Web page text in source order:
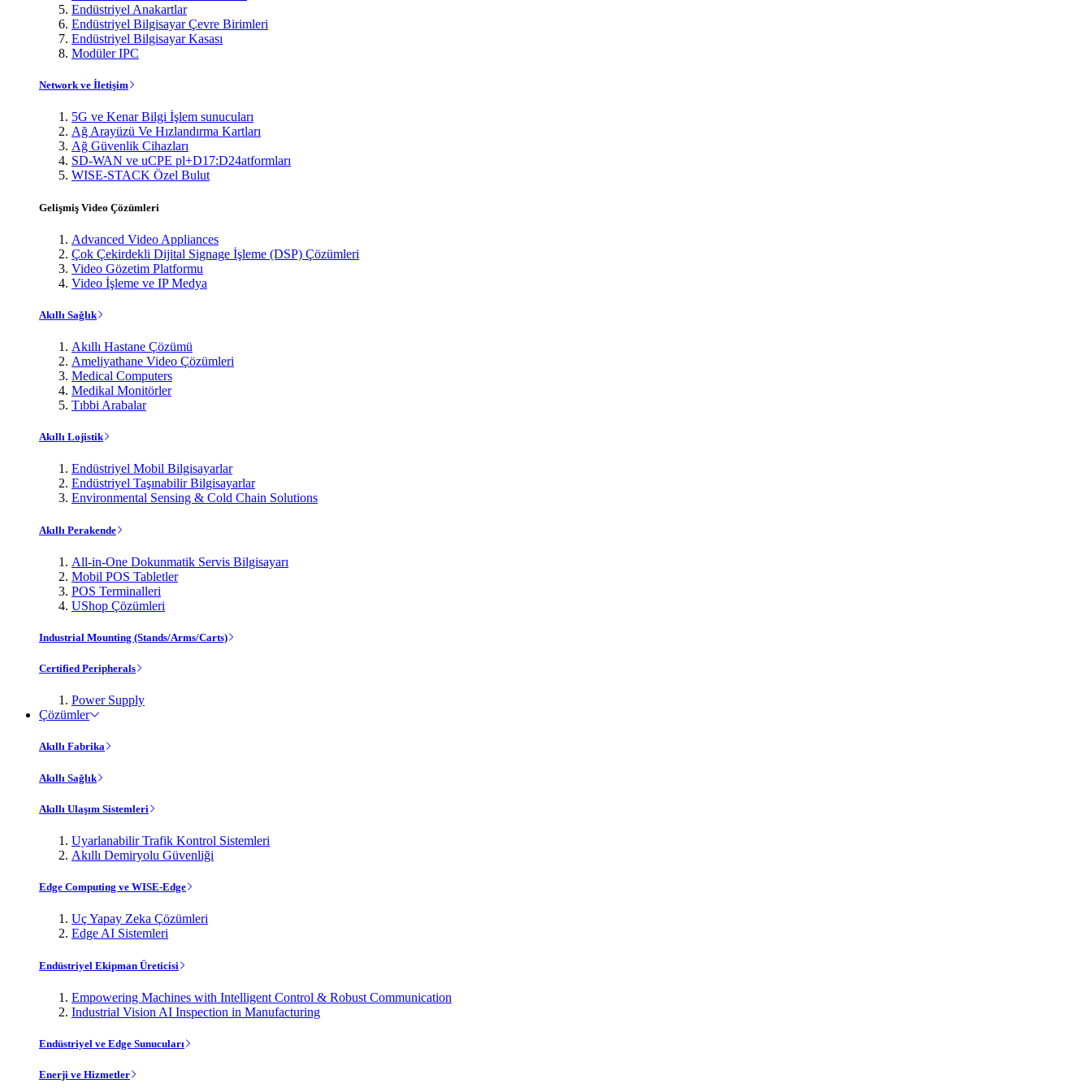
Endüstriyel Anakartlar
Endüstriyel Bilgisayar Çevre Birimleri
Endüstriyel Bilgisayar Kasası
Modüler IPC
Network ve İletişim
5G ve Kenar Bilgi İşlem sunucuları
Ağ Arayüzü Ve Hızlandırma Kartları
Ağ Güvenlik Cihazları
SD-WAN ve uCPE pl+D17:D24atformları
WISE-STACK Özel Bulut
Gelişmiş Video Çözümleri
Advanced Video Appliances
Çok Çekirdekli Dijital Signage İşleme (DSP) Çözümleri
Video Gözetim Platformu
Video İşleme ve IP Medya
Akıllı Sağlık
Akıllı Hastane Çözümü
Ameliyathane Video Çözümleri
Medical Computers
Medikal Monitörler
Tıbbi Arabalar
Akıllı Lojistik
Endüstriyel Mobil Bilgisayarlar
Endüstriyel Taşınabilir Bilgisayarlar
Environmental Sensing & Cold Chain Solutions
Akıllı Perakende
All-in-One Dokunmatik Servis Bilgisayarı
Mobil POS Tabletler
POS Terminalleri
UShop Çözümleri
Industrial Mounting (Stands/Arms/Carts)
Certified Peripherals
Power Supply
Çözümler
Akıllı Fabrika
Akıllı Sağlık
Akıllı Ulaşım Sistemleri
Uyarlanabilir Trafik Kontrol Sistemleri
Akıllı Demiryolu Güvenliği
Edge Computing ve WISE-Edge
Uç Yapay Zeka Çözümleri
Edge AI Sistemleri
Endüstriyel Ekipman Üreticisi
Empowering Machines with Intelligent Control & Robust Communication
Industrial Vision AI Inspection in Manufacturing
Endüstriyel ve Edge Sunucuları
Enerji ve Hizmetler